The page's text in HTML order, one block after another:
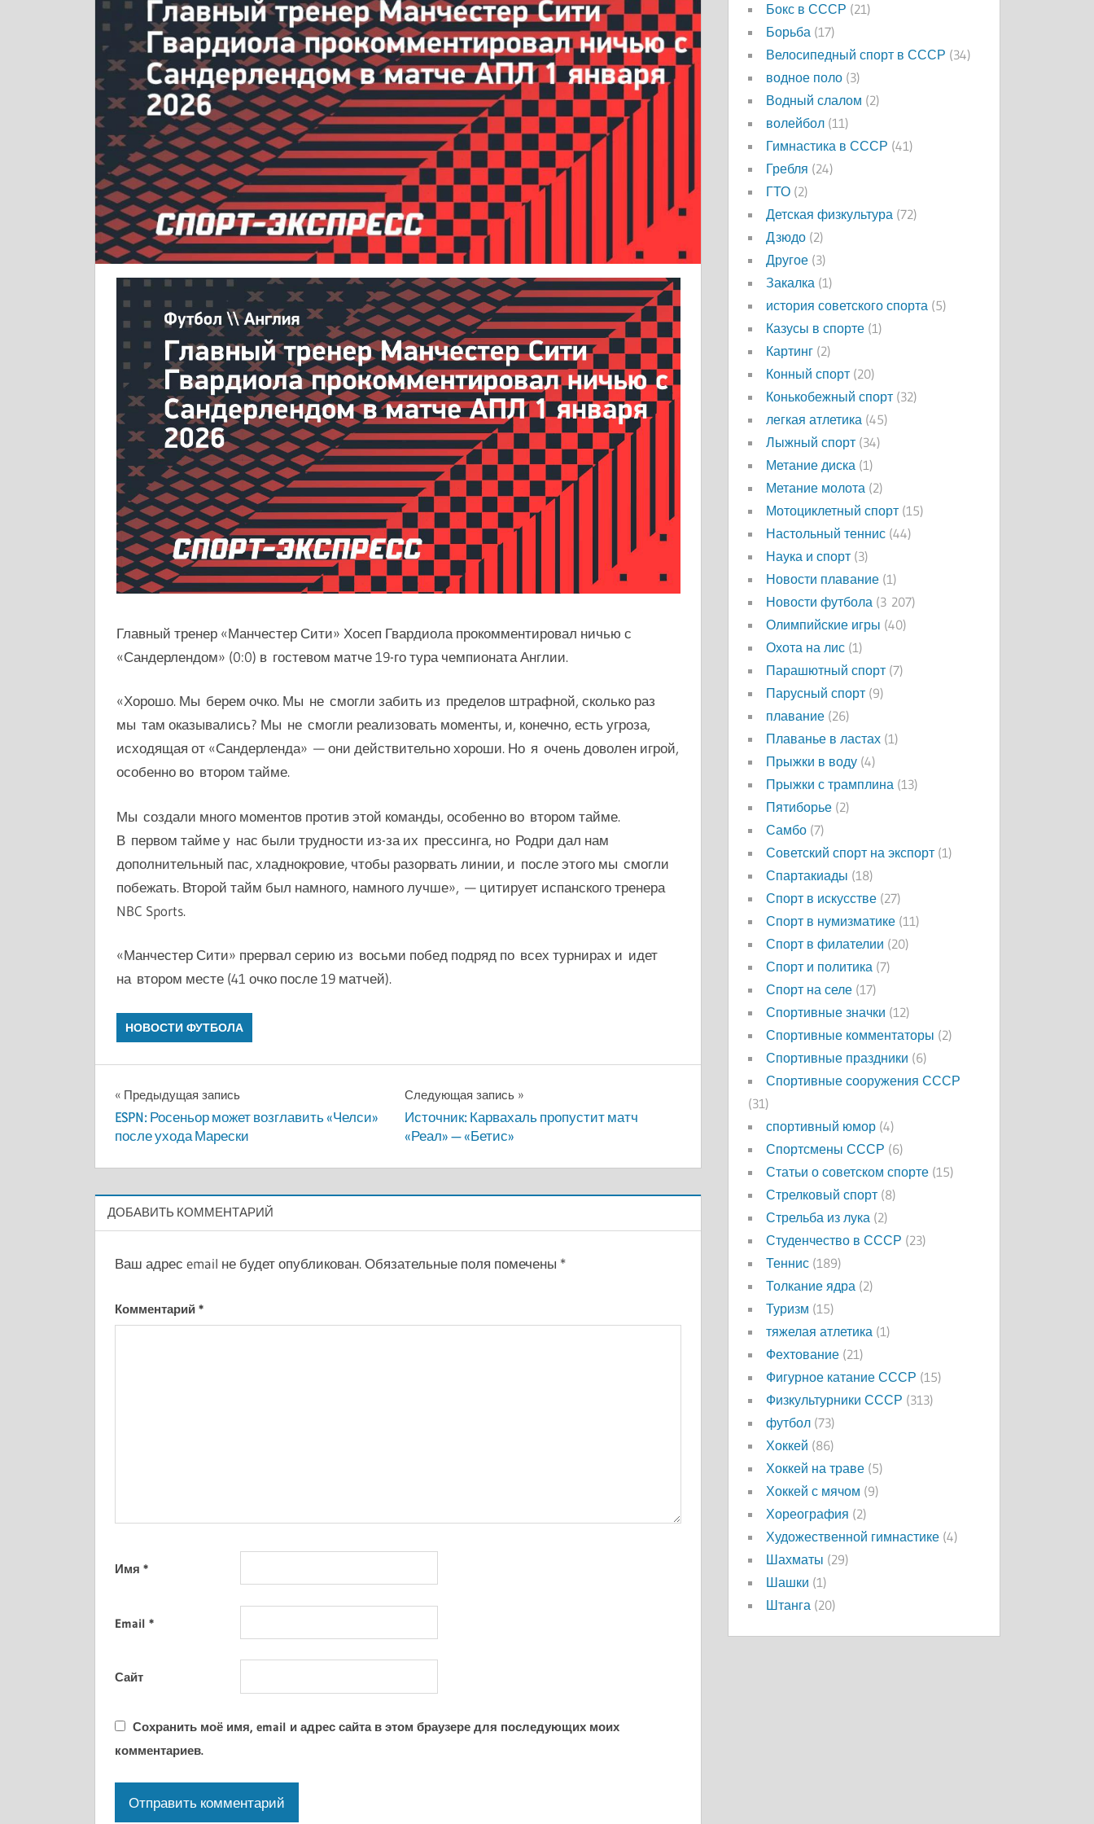
Главный тренер «Манчестер Сити» Хосеп Гвардиола прокомментировал ничью с
«Сандерлендом» (0:0) в гостевом матче 19-го тура чемпионата Англии.
«Хорошо. Мы берем очко. Мы не смогли забить из пределов штрафной, сколько раз
мы там оказывались? Мы не смогли реализовать моменты, и, конечно, есть угроза,
исходящая от «Сандерленда» — они действительно хороши. Но я очень доволен игрой,
особенно во втором тайме.
Мы создали много моментов против этой команды, особенно во втором тайме.
В первом тайме у нас были трудности из-за их прессинга, но Родри дал нам
дополнительный пас, хладнокровие, чтобы разорвать линии, и после этого мы смогли
побежать. Второй тайм был намного, намного лучше», — цитирует испанского тренера
NBC Sports.
«Манчестер Сити» прервал серию из восьми побед подряд по всех турнирах и идет
на втором месте (41 очко после 19 матчей).
НОВОСТИ ФУТБОЛА
Навигация
по
записям
Предыдущая запись
ESPN: Росеньор может возглавить «Челси»
после ухода Марески
Следующая запись
Источник: Карвахаль пропустит матч
«Реал» — «Бетис»
ДОБАВИТЬ КОММЕНТАРИЙ
Ваш адрес email не будет опубликован.Обязательные поля помечены *
Комментарий *
Имя *
Email *
Сайт
Сохранить моё имя, email и адрес сайта в этом браузере для последующих моих
комментариев.
Бокс в СССР (21)
Борьба (17)
Велосипедный спорт в СССР (34)
водное поло (3)
Водный слалом (2)
волейбол (11)
Гимнастика в СССР (41)
Гребля (24)
ГТО (2)
Детская физкультура (72)
Дзюдо (2)
Другое (3)
Закалка (1)
история советского спорта (5)
Казусы в спорте (1)
Картинг (2)
Конный спорт (20)
Конькобежный спорт (32)
легкая атлетика (45)
Лыжный спорт (34)
Метание диска (1)
Метание молота (2)
Мотоциклетный спорт (15)
Настольный теннис (44)
Наука и спорт (3)
Новости плавание (1)
Новости футбола (3 207)
Олимпийские игры (40)
Охота на лис (1)
Парашютный спорт (7)
Парусный спорт (9)
плавание (26)
Плаванье в ластах (1)
Прыжки в воду (4)
Прыжки с трамплина (13)
Пятиборье (2)
Самбо (7)
Советский спорт на экспорт (1)
Спартакиады (18)
Спорт в искусстве (27)
Спорт в нумизматике (11)
Спорт в филателии (20)
Спорт и политика (7)
Спорт на селе (17)
Спортивные значки (12)
Спортивные комментаторы (2)
Спортивные праздники (6)
Спортивные сооружения СССР
(31)
спортивный юмор (4)
Спортсмены СССР (6)
Статьи о советском спорте (15)
Стрелковый спорт (8)
Стрельба из лука (2)
Студенчество в СССР (23)
Теннис (189)
Толкание ядра (2)
Туризм (15)
тяжелая атлетика (1)
Фехтование (21)
Фигурное катание СССР (15)
Физкультурники СССР (313)
футбол (73)
Хоккей (86)
Хоккей на траве (5)
Хоккей с мячом (9)
Хореография (2)
Художественной гимнастике (4)
Шахматы (29)
Шашки (1)
Штанга (20)